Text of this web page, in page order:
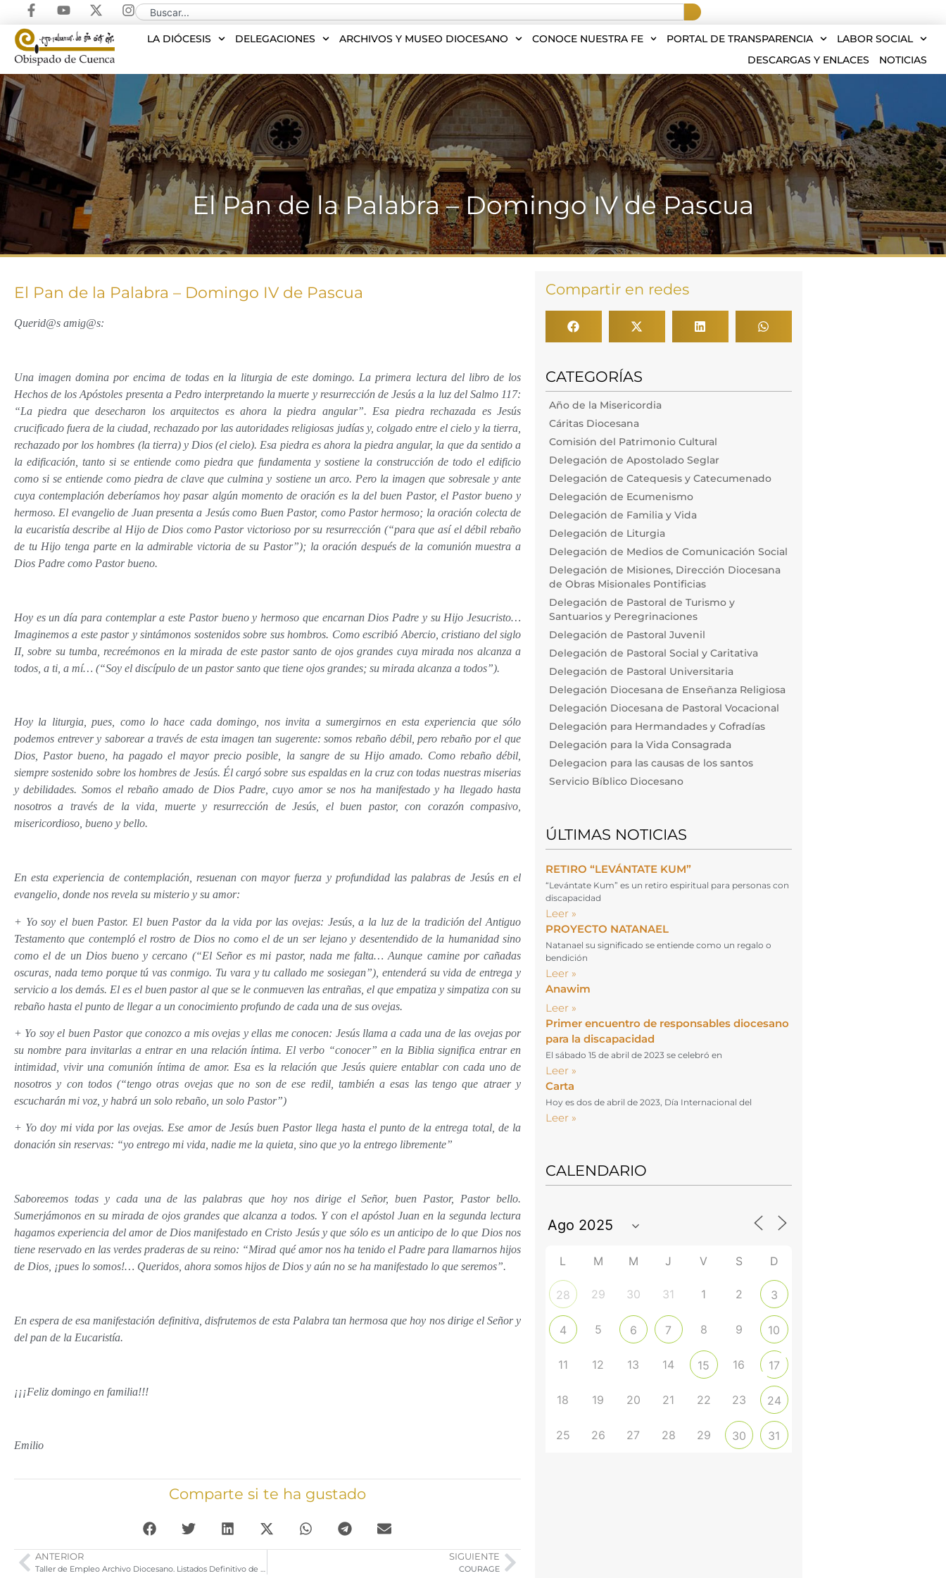
LA DIÓCESIS DELEGACIONES ARCHIVOS Y MUSEO DIOCESANO CONOCE NUESTRA FE PORTAL DE TRANSPARENCIA
LABOR SOCIAL
DESCARGAS Y ENLACES
NOTICIAS
El Pan de la Palabra – Domingo IV de Pascua
El Pan de la Palabra – Domingo IV de Pascua
Querid@s amig@s:
Una imagen domina por encima de todas en la liturgia de este domingo. La primera lectura del libro de los
Hechos de los Apóstoles presenta a Pedro interpretando la muerte y resurrección de Jesús a la luz del Salmo 117:
“La piedra que desecharon los arquitectos es ahora la piedra angular”. Esa piedra rechazada es Jesús
crucificado fuera de la ciudad, rechazado por las autoridades religiosas judías y, colgado entre el cielo y la tierra,
rechazado por los hombres (la tierra) y Dios (el cielo). Esa piedra es ahora la piedra angular, la que da sentido a
la edificación, tanto si se entiende como piedra que fundamenta y sostiene la construcción de todo el edificio
como si se entiende como piedra de clave que culmina y sostiene un arco. Pero la imagen que sobresale y ante
cuya contemplación deberíamos hoy pasar algún momento de oración es la del buen Pastor, el Pastor bueno y
hermoso. El evangelio de Juan presenta a Jesús como Buen Pastor, como Pastor hermoso; la oración colecta de
la eucaristía describe al Hijo de Dios como Pastor victorioso por su resurrección (“para que así el débil rebaño
de tu Hijo tenga parte en la admirable victoria de su Pastor”); la oración después de la comunión muestra a
Dios Padre como Pastor bueno.
Hoy es un día para contemplar a este Pastor bueno y hermoso que encarnan Dios Padre y su Hijo Jesucristo…
Imaginemos a este pastor y sintámonos sostenidos sobre sus hombros. Como escribió Abercio, cristiano del siglo
II, sobre su tumba, recreémonos en la mirada de este pastor santo de ojos grandes cuya mirada nos alcanza a
todos, a ti, a mí… (“Soy el discípulo de un pastor santo que tiene ojos grandes; su mirada alcanza a todos”).
Hoy la liturgia, pues, como lo hace cada domingo, nos invita a sumergirnos en esta experiencia que sólo
podemos entrever y saborear a través de esta imagen tan sugerente: somos rebaño débil, pero rebaño por el que
Dios, Pastor bueno, ha pagado el mayor precio posible, la sangre de su Hijo amado. Como rebaño débil,
siempre sostenido sobre los hombres de Jesús. Él cargó sobre sus espaldas en la cruz con todas nuestras miserias
y debilidades. Somos el rebaño amado de Dios Padre, cuyo amor se nos ha manifestado y ha llegado hasta
nosotros a través de la vida, muerte y resurrección de Jesús, el buen pastor, con corazón compasivo,
misericordioso, bueno y bello.
En esta experiencia de contemplación, resuenan con mayor fuerza y profundidad las palabras de Jesús en el
evangelio, donde nos revela su misterio y su amor:
+ Yo soy el buen Pastor. El buen Pastor da la vida por las ovejas: Jesús, a la luz de la tradición del Antiguo
Testamento que contempló el rostro de Dios no como el de un ser lejano y desentendido de la humanidad sino
como el de un Dios bueno y cercano (“El Señor es mi pastor, nada me falta… Aunque camine por cañadas
oscuras, nada temo porque tú vas conmigo. Tu vara y tu callado me sosiegan”), entenderá su vida de entrega y
servicio a los demás. El es el buen pastor al que se le conmueven las entrañas, el que empatiza y simpatiza con su
rebaño hasta el punto de llegar a un conocimiento profundo de cada una de sus ovejas.
+ Yo soy el buen Pastor que conozco a mis ovejas y ellas me conocen: Jesús llama a cada una de las ovejas por
su nombre para invitarlas a entrar en una relación íntima. El verbo “conocer” en la Biblia significa entrar en
intimidad, vivir una comunión íntima de amor. Esa es la relación que Jesús quiere entablar con cada uno de
nosotros y con todos (“tengo otras ovejas que no son de ese redil, también a esas las tengo que atraer y
escucharán mi voz, y habrá un solo rebaño, un solo Pastor”)
+ Yo doy mi vida por las ovejas. Ese amor de Jesús buen Pastor llega hasta el punto de la entrega total, de la
donación sin reservas: “yo entrego mi vida, nadie me la quieta, sino que yo la entrego libremente”
Saboreemos todas y cada una de las palabras que hoy nos dirige el Señor, buen Pastor, Pastor bello.
Sumerjámonos en su mirada de ojos grandes que alcanza a todos. Y con el apóstol Juan en la segunda lectura
hagamos experiencia del amor de Dios manifestado en Cristo Jesús y que sólo es un anticipo de lo que Dios nos
tiene reservado en las verdes praderas de su reino: “Mirad qué amor nos ha tenido el Padre para llamarnos hijos
de Dios, ¡pues lo somos!… Queridos, ahora somos hijos de Dios y aún no se ha manifestado lo que seremos”.
En espera de esa manifestación definitiva, disfrutemos de esta Palabra tan hermosa que hoy nos dirige el Señor y
del pan de la Eucaristía.
¡¡¡Feliz domingo en familia!!!
Emilio
Comparte si te ha gustado
ANTERIOR
Taller de Empleo Archivo Diocesano. Listados Definitivo de Admitidos Excluidos
SIGUIENTE
COURAGE
Compartir en redes
CATEGORÍAS
Año de la Misericordia
Cáritas Diocesana
Comisión del Patrimonio Cultural
Delegación de Apostolado Seglar
Delegación de Catequesis y Catecumenado
Delegación de Ecumenismo
Delegación de Familia y Vida
Delegación de Liturgia
Delegación de Medios de Comunicación Social
Delegación de Misiones, Dirección Diocesana
de Obras Misionales Pontificias
Delegación de Pastoral de Turismo y
Santuarios y Peregrinaciones
Delegación de Pastoral Juvenil
Delegación de Pastoral Social y Caritativa
Delegación de Pastoral Universitaria
Delegación Diocesana de Enseñanza Religiosa
Delegación Diocesana de Pastoral Vocacional
Delegación para Hermandades y Cofradías
Delegación para la Vida Consagrada
Delegacion para las causas de los santos
Servicio Bíblico Diocesano
ÚLTIMAS NOTICIAS
RETIRO “LEVÁNTATE KUM”
“Levántate Kum” es un retiro espiritual para personas con
discapacidad
Leer »
PROYECTO NATANAEL
Natanael su significado se entiende como un regalo o
bendición
Leer »
Anawim
Leer »
Primer encuentro de responsables diocesano
para la discapacidad
El sábado 15 de abril de 2023 se celebró en
Leer »
Carta
Hoy es dos de abril de 2023, Día Internacional del
Leer »
CALENDARIO
L M M J V S D
28 29 30 31 1 2 3
4 5 6 7 8 9 10
11 12 13 14 15 16 17
18 19 20 21 22 23 24
25 26 27 28 29 30 31